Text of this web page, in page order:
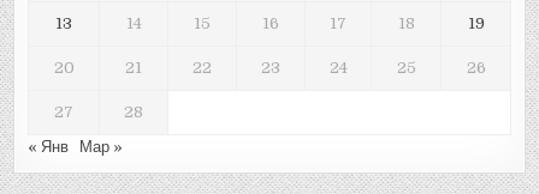
13 14 15 16 17 18 19
20 21 22 23 24 25 26
27
28
« Янв
Мар »